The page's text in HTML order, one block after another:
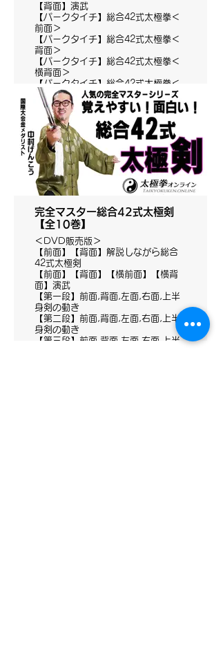
【背面】演武
【パークタイチ】総合42式太極拳＜
前面＞
【パークタイチ】総合42式太極拳＜
背面＞
【パークタイチ】総合42式太極拳＜
横背面＞
【パークタイチ】総合42式太極拳＜
横前面＞
【上からの視点】動作方向・腕の形
【第一段】1-10
【第二段】11-18
【第三段】19-28
【第四段】29-42
完全マスター総合42式太極剣
【全10巻】
＜DVD販売版＞
【前面】【背面】解説しながら総合
42式太極剣
【前面】【背面】【横前面】【横背
面】演武
【第一段】前面,背面,左面,右面,上半
身剣の動き
【第二段】前面,背面,左面,右面,上半
身剣の動き
【第三段】前面,背面,左面,右面,上半